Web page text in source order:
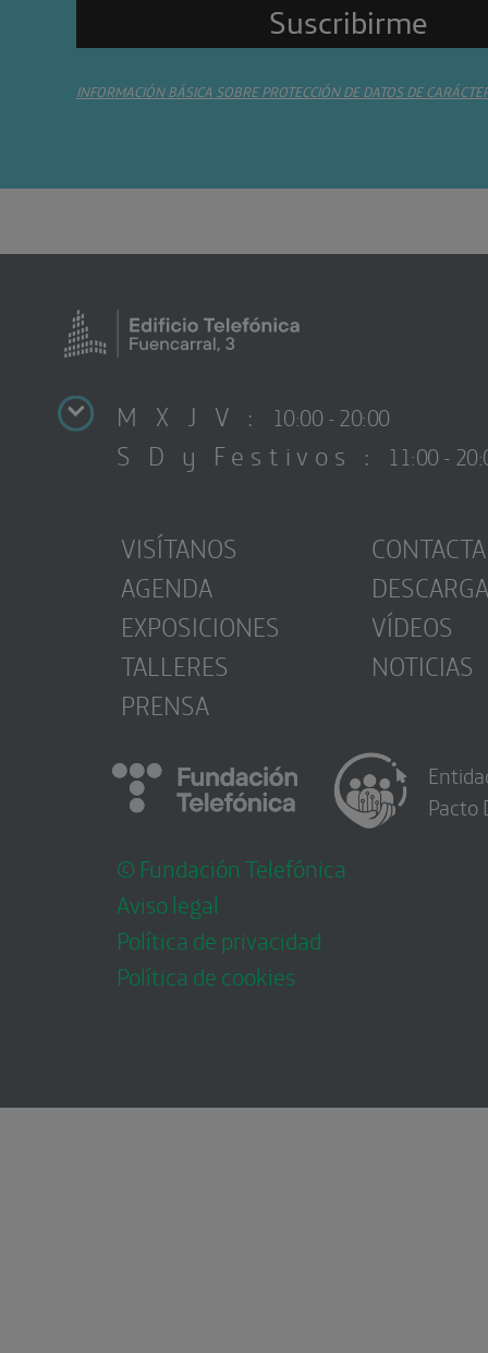
INFORMACIÓN BÁSICA SOBRE PROTECCIÓN DE DATOS DE
M X J V : 10:00 - 20:00
S D y Festivos : 11:00 -
VISÍTANOS
AGENDA
EXPOSICIONES
TALLERES
PRENSA
CONTACTA
VÍDEOS
NOTICIAS
© Fundación Telefónica
Aviso legal
Política de privacidad
Política de cookies
Pacto